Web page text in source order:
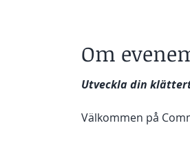
Om
Utveckla din
Välkommen på